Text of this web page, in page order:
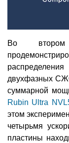
Во
двухфазных
суммарной
Rubin Ultra
этом
четырьмя
пластины